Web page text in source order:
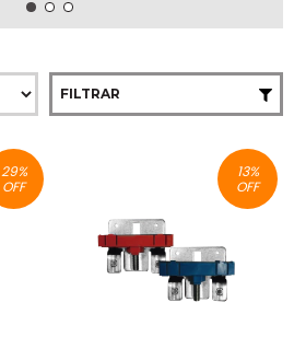
FILTRAR
29%
OFF
13%
OFF